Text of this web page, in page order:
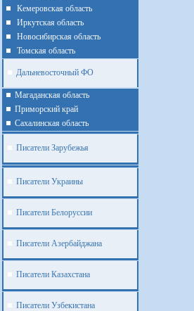
Кемеровская область
Иркутская область
Новосибирская область
Томская область
Дальневосточный ФО
Магаданская область
Приморский край
Cахалинская область
Писатели Зарубежья
Писатели Украины
Писатели Белоруссии
Писатели Азербайджана
Писатели Казахстана
Писатели Узбекистана